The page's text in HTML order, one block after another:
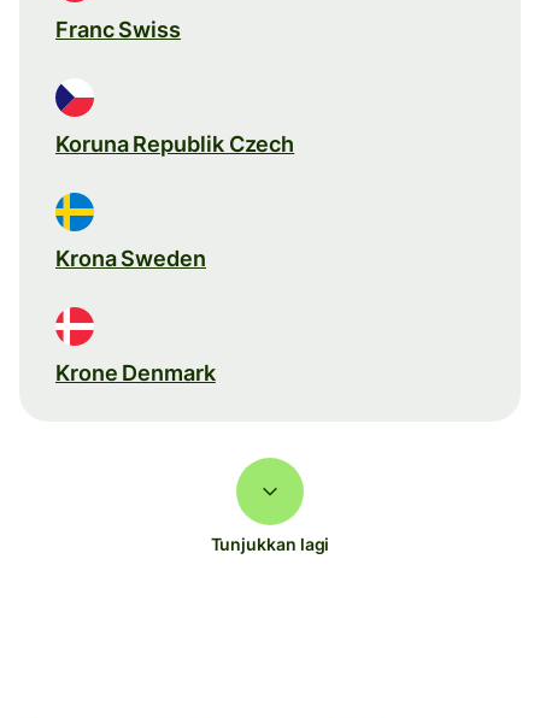
Franc Swiss
Koruna Republik Czech
Krona Sweden
Krone Denmark
Tunjukkan lagi